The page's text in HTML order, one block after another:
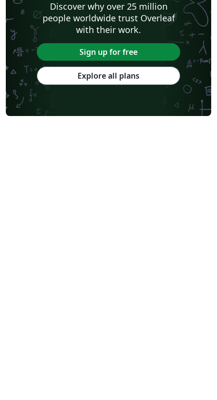
Discover why over 25 million
people worldwide trust Overleaf
with their work.
Sign up for free
Explore all plans